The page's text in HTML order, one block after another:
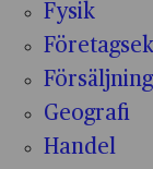
Fysik
Geografi
Handel